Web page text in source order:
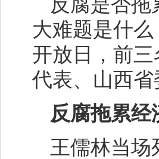
反腐是否
大难题是什
开放日，前
代表、山西
反腐拖累经
王儒林当场